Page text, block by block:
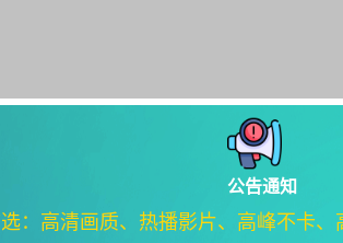
公告通知
：高清画质、热播影片、高峰不卡